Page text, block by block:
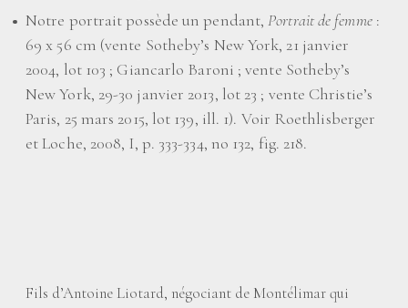
Notre portrait possède un pendant, Portrait de femme:
69 x 56 cm (vente Sotheby’s New York, 21 janvier
2004, lot 103 ; Giancarlo Baroni ; vente Sotheby’s
New York, 29-30 janvier 2013, lot 23 ; vente Christie’s
Paris, 25 mars 2015, lot 139, ill. 1). Voir Roethlisberger
et Loche, 2008, I, p. 333-334, no 132, fig. 218.
Fils d’Antoine Liotard, négociant de Montélimar qui